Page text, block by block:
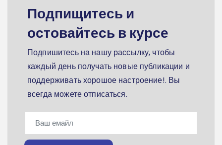
Подпищитесь и
остовайтесь в курсе
Подпишитесь на нашу рассылку, чтобы
каждый день получать новые публикации и
поддерживать хорошое настроение!. Вы
всегда можете отписаться.